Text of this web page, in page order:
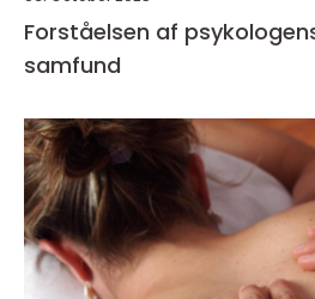
Forståelsen af
samfund